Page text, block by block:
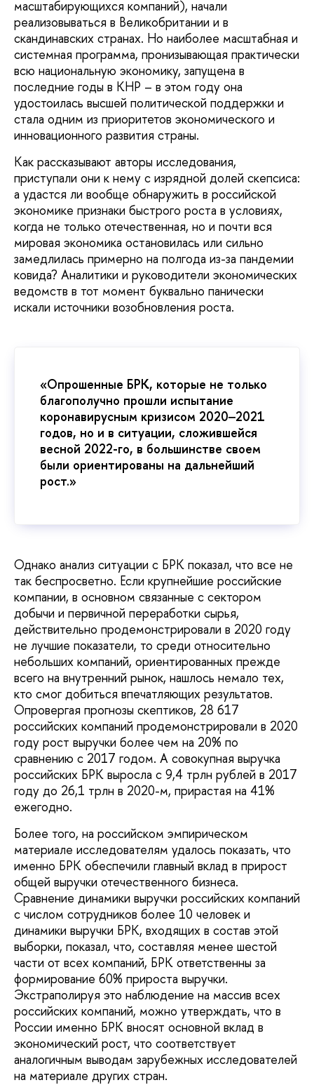
масштабирующихся компаний), начали
реализовываться в Великобритании и в
скандинавских странах. Но наиболее масштабная и
системная программа, пронизывающая практически
всю национальную экономику, запущена в
последние годы в КНР – в этом году она
удостоилась высшей политической поддержки и
стала одним из приоритетов экономического и
инновационного развития страны.
Как рассказывают авторы исследования,
приступали они к нему с изрядной долей скепсиса:
а удастся ли вообще обнаружить в российской
экономике признаки быстрого роста в условиях,
когда не только отечественная, но и почти вся
мировая экономика остановилась или сильно
замедлилась примерно на полгода из-за пандемии
ковида? Аналитики и руководители экономических
ведомств в тот момент буквально панически
искали источники возобновления роста.
«Опрошенные БРК, которые не только
благополучно прошли испытание
коронавирусным кризисом 2020‒2021
годов, но и в ситуации, сложившейся
весной 2022-го, в большинстве своем
были ориентированы на дальнейший
рост.»
Однако анализ ситуации с БРК показал, что все не
так беспросветно. Если крупнейшие российские
компании, в основном связанные с сектором
добычи и первичной переработки сырья,
действительно продемонстрировали в 2020 году
не лучшие показатели, то среди относительно
небольших компаний, ориентированных прежде
всего на внутренний рынок, нашлось немало тех,
кто смог добиться впечатляющих результатов.
Опровергая прогнозы скептиков, 28 617
российских компаний продемонстрировали в 2020
году рост выручки более чем на 20% по
сравнению с 2017 годом. А совокупная выручка
российских БРК выросла с 9,4 трлн рублей в 2017
году до 26,1 трлн в 2020-м, прирастая на 41%
ежегодно.
Более того, на российском эмпирическом
материале исследователям удалось показать, что
именно БРК обеспечили главный вклад в прирост
общей выручки отечественного бизнеса.
Сравнение динамики выручки российских компаний
с числом сотрудников более 10 человек и
динамики выручки БРК, входящих в состав этой
выборки, показал, что, составляя менее шестой
части от всех компаний, БРК ответственны за
формирование 60% прироста выручки.
Экстраполируя это наблюдение на массив всех
российских компаний, можно утверждать, что в
России именно БРК вносят основной вклад в
экономический рост, что соответствует
аналогичным выводам зарубежных исследователей
на материале других стран.